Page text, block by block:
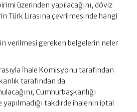
üzerinden yapılacağını, döviz
Türk Lirasına çevrilmesinde hangi
verilmesi gereken belgelerin neler
İhale Komisyonu tarafından
tarafından da
Cumhurbaşkanlığı
takdirde ihalenin iptal